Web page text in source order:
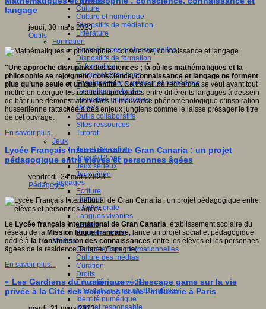
Culture
Culture et numérique
Dispositifs de médiation
Littérature
Formation
Compétences professionnelles
Dispositifs de formation
E- formation
Enjeux et évolutions
Enseignement supérieur et numérique
Formations hybrides
Formation universitaire
Mooc’s
Outils collaboratifs
Sites ressources
Tutorat
Jeux
Jeu et éducation
Jeux 4/12 ans
Jeux sérieux
Jeux vidéo
Langages
Ecriture
Humour
Langue orale
Langues vivantes
Lecture
Programmation
Médias
Compétences informationnelles
Culture des médias
Curation
Droits
Education aux médias
Information et nouveaux médias
Identité numérique
Internet responsable
langage
jeudi, 30 mars 2023
Outils
"Une approche disruptive des sciences ; là où les mathématiques et la
philosophie se rejoignent, conscience, connaissance et langage ne forment
plus qu’une seule et unique entité".Ce travail de recherche se veut avant tout
mettre en exergue les relations apocryphes entre différents langages à dessein
de bâtir une démonstration dans la mouvance phénoménologique d’inspiration
husserlienne rattachée à des enjeux jungiens comme le laisse présager le titre
de cet ouvrage.
En savoir plus...
Lycée Français International de Gran Canaria : un projet
pédagogique entre élèves et personnes âgées
vendredi, 24 mars 2023
Pédagogie
Le Lycée français international de Gran Canaria, établissement scolaire du
réseau de la Mission laïque française, lance un projet social et pédagogique
dédié à la transmission des connaissances entre les élèves et les personnes
âgées de la résidence Taliarte (Espagne).
En savoir plus...
« Les Gardiens du numérique » : l’escape game sur la vie
privée à la Cité des sciences et de l’industrie à Paris